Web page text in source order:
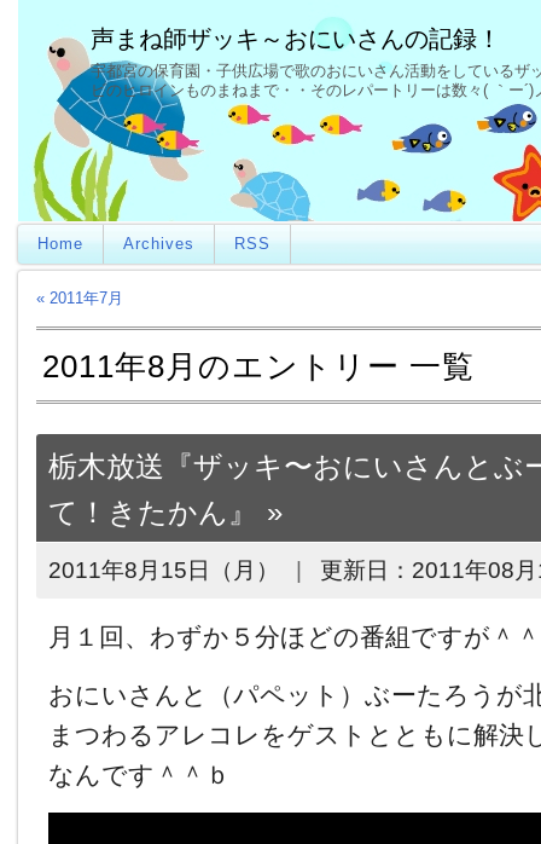
声まね師ザッキ～おにいさんの記録！
宇都宮の保育園・子供広場で歌のおにいさん活動をしている
ビのヒロインものまねまで・・そのレパートリーは数々( ｀ー
Home Archives RSS
« 2011年7月
2011年8月のエントリー 一覧
栃木放送『ザッキ〜おにいさんとぶ
て！きたかん』
2011年8月15日（月） 更新日： 2011年08
月１回、わずか５分ほどの番組ですが＾＾
おにいさんと（パペット）ぶーたろうが
まつわるアレコレをゲストとともに解決
なんです＾＾ｂ